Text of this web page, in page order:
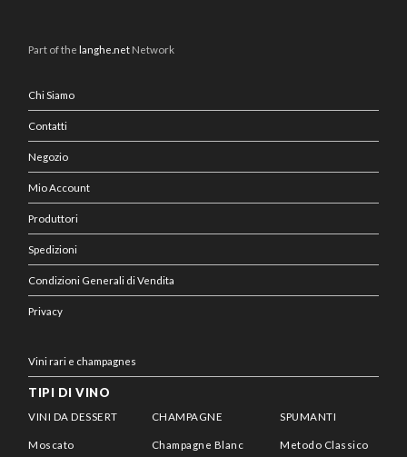
Part of thelanghe.net Network
Chi Siamo
Contatti
Negozio
Mio Account
Produttori
Spedizioni
Condizioni Generali di Vendita
Privacy
Vini rari e champagnes
TIPI DI VINO
VINI DA DESSERT
Moscato
CHAMPAGNE
Champagne Blanc
SPUMANTI
Metodo Classico